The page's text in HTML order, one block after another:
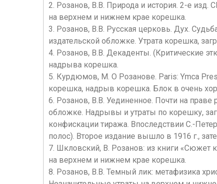
2. Розанов, В.В. Природа и история. 2-е изд.
на верхнем и нижнем крае корешка.
3. Розанов, В.В. Русская церковь. Дух.
издательской обложке. Утрата корешка,
4. Розанов, В.В. Декаденты. (Критические
надрыва корешка.
5. Курдюмов, М. О Розанове. Paris: Ymca
корешка, надрыв корешка. Блок в очень
6. Розанов, В.В. Уединенное. Почти на праве
обложке. Надрывы и утраты по корешку,
конфискации тиража. Впоследствии С.-
полос). Второе издание вышло в 1916 г.,
7. Шкловский, В. Розанов: из книги «Сюжет
на верхнем и нижнем крае корешка.
8. Розанов, В.В. Темный лик: метафизика